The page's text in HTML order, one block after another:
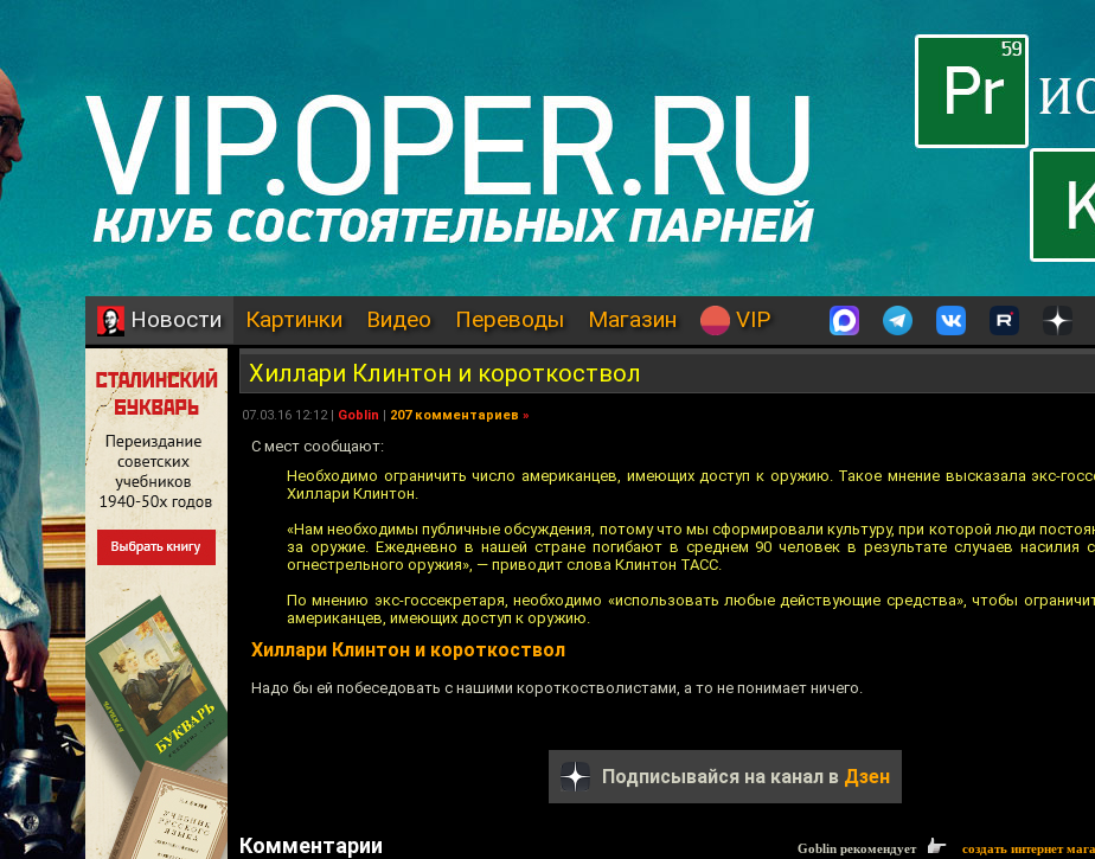
Новости Картинки Видео Переводы Магазин VIP
Хиллари Клинтон и короткоствол
07.03.16 12:12 | Goblin | 207 комментариев »
С мест сообщают:
Необходимо ограничить число американцев, имеющих доступ к оружию. Такое мнение высказала экс-
Хиллари Клинтон.
«Нам необходимы публичные обсуждения, потому что мы сформировали культуру, при которой люди
за оружие. Ежедневно в нашей стране погибают в среднем 90 человек в результате случаев насилия
огнестрельного оружия», — приводит слова Клинтон ТАСС.
По мнению экс-госсекретаря, необходимо «использовать любые действующие средства», чтобы
американцев, имеющих доступ к оружию.
Хиллари Клинтон и короткоствол
Надо бы ей побеседовать с нашими короткостволистами, а то не понимает ничего.
Подписывайся на канал в Дзен
Комментарии Goblin рекомендует создать интернет